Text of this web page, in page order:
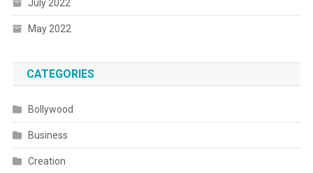
July 2022
May 2022
CATEGORIES
Bollywood
Business
Creation